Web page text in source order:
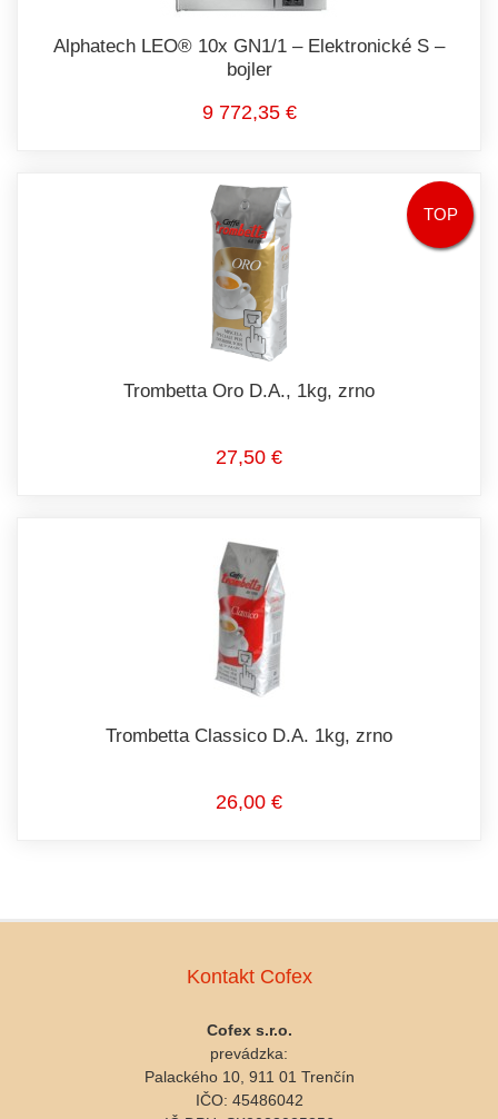
Alphatech LEO® 10x GN1/1 – Elektronické S –
bojler
9 772,35 €
TOP
Trombetta Oro D.A., 1kg, zrno
27,50 €
Trombetta Classico D.A. 1kg, zrno
26,00 €
Kontakt Cofex
Cofex s.r.o.
prevádzka:
Palackého 10, 911 01 Trenčín
IČO: 45486042